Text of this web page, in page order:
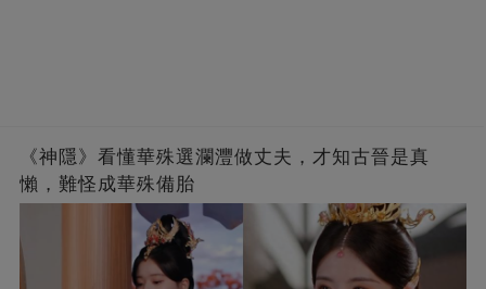
《神隱》看懂華殊選瀾灃做丈夫，才知古晉是真
懶，難怪成華殊備胎